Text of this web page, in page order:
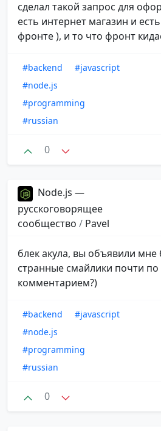
сделал такой запрос для
есть интернет магазин и
фронте ), и то что фронт
#backend
#javascript
#node.js
#programming
#russian
0
Node.js —
русскоговорящее
сообщество / Pavel
блек акула, вы объявили мне
странные смайлики почти
комментарием?)
#backend
#javascript
#node.js
#programming
#russian
0